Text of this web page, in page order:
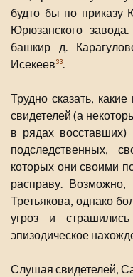
будто бы по приказу
Юрюзанского
башкир д.
Исекеев33.
Трудно сказать,
свидетелей (а
в рядах восставших)
подследственных,
которых они своими
расправу. Возможно,
Третьякова, однако
угроз и
эпизодическое
Слушая свидетелей,